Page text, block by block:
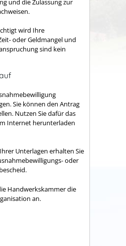
und die Zulassung zur
wird Ihre
oder Geldmangel und
sind kein
Sie können den Antrag
Nutzen Sie dafür das
Internet herunterladen
Unterlagen erhalten Sie
oder
Handwerkskammer die
an.